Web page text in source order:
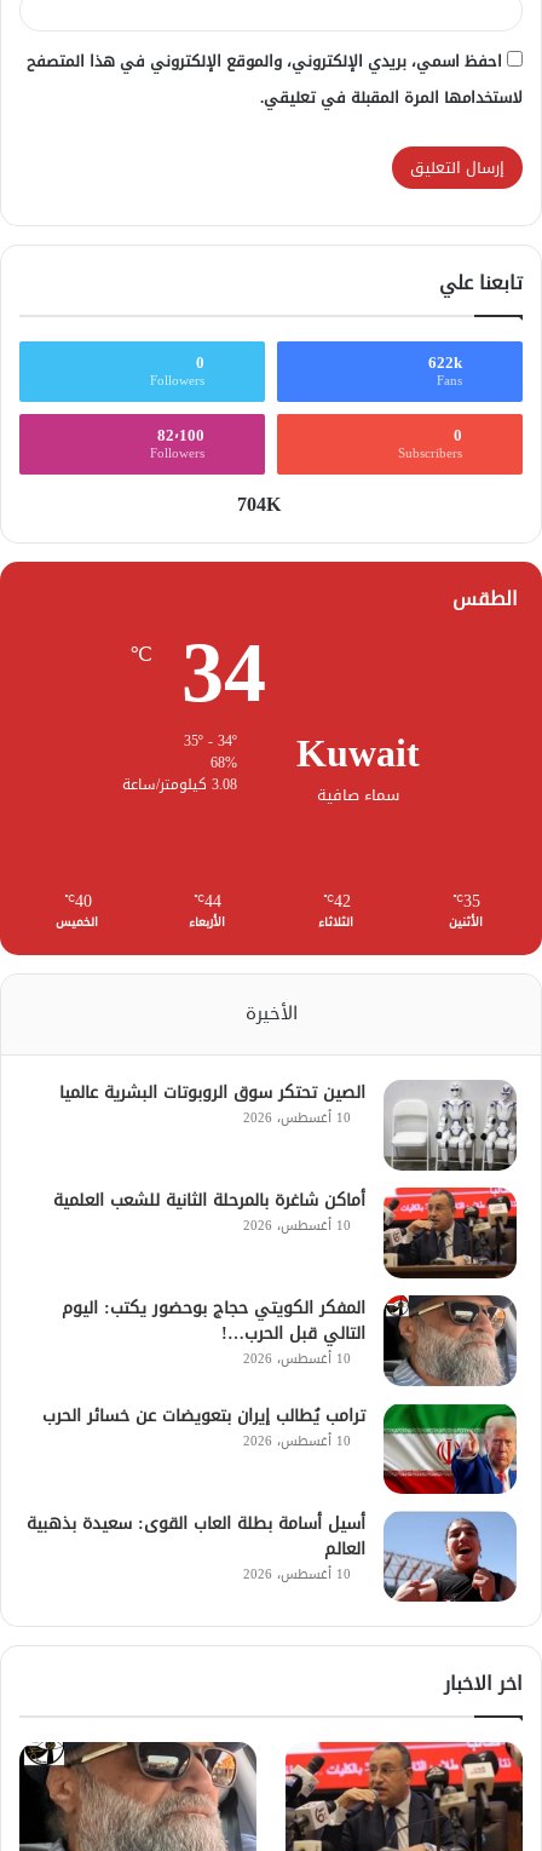
احفظ اسمي، بريدي الإلكتروني، والموقع الإلكتروني في هذا المتصفح
لاستخدامها المرة المقبلة في تعليقي.
تابعنا علي
622k
Fans
0
Followers
0
Subscribers
82٬100
Followers
704K
الطقس
Kuwait
سماء صافية
34
℃
68%
3.08 كيلومتر/ساعة
35
℃
الأثنين
42
℃
الثلاثاء
44
℃
الأربعاء
40
℃
الخميس
الأخيرة
الصين تحتكر سوق الروبوتات البشرية عالميا
10 أغسطس، 2026
أماكن شاغرة بالمرحلة الثانية للشعب العلمية
10 أغسطس، 2026
المفكر الكويتي حجاج بوحضور يكتب: اليوم
التالي قبل الحرب…!
10 أغسطس، 2026
ترامب يُطالب إيران بتعويضات عن خسائر الحرب
10 أغسطس، 2026
أسيل أسامة بطلة العاب القوى: سعيدة بذهبية
العالم
10 أغسطس، 2026
اخر الاخبار